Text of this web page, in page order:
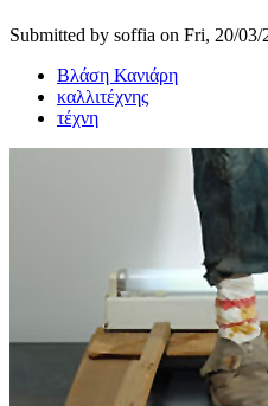
Submitted by soffia on Fri, 20/03/
Βλάση Κανιάρη
καλλιτέχνης
τέχνη